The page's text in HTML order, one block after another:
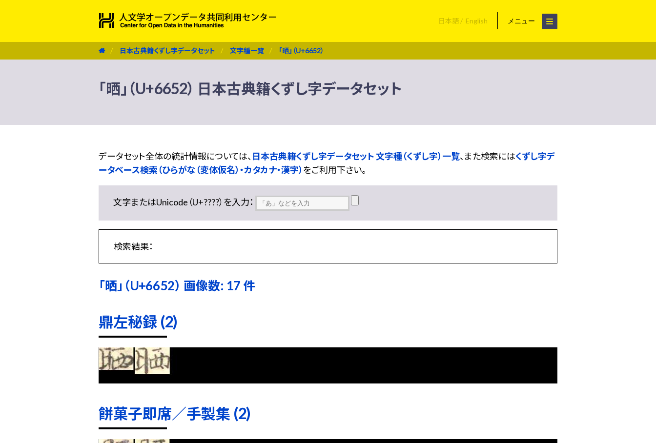
日本語 English メニュー
日本古典籍くずし字データセット 文字種一覧 「晒」（U+6652）
「晒」（U+6652） 日本古典籍くずし字データセット
データセット全体の統計情報については、 日本古典籍くずし字データセット 文字種（くずし字）一覧、また検索にはくずし字デ
ータベース検索（ひらがな（変体仮名）・カタカナ・漢字） をご利用下さい。
文字またはUnicode（U+????）を入力：
検索結果：
「晒」（U+6652） 画像数: 17 件
鼎左秘録 (2)
餅菓子即席／手製集 (2)